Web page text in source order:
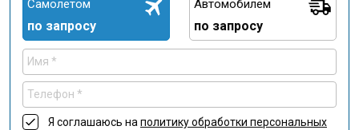
Самолетом
по запросу
Автомобилем
по запросу
Я соглашаюсь наполитику обработки персональных